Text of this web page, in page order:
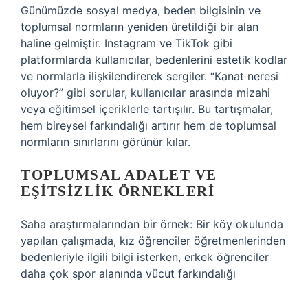
Günümüzde sosyal medya, beden bilgisinin ve
toplumsal normların yeniden üretildiği bir alan
haline gelmiştir. Instagram ve TikTok gibi
platformlarda kullanıcılar, bedenlerini estetik kodlar
ve normlarla ilişkilendirerek sergiler. “Kanat neresi
oluyor?” gibi sorular, kullanıcılar arasında mizahi
veya eğitimsel içeriklerle tartışılır. Bu tartışmalar,
hem bireysel farkındalığı artırır hem de toplumsal
normların sınırlarını görünür kılar.
TOPLUMSAL ADALET VE
EŞITSIZLIK ÖRNEKLERI
Saha araştırmalarından bir örnek: Bir köy okulunda
yapılan çalışmada, kız öğrenciler öğretmenlerinden
bedenleriyle ilgili bilgi isterken, erkek öğrenciler
daha çok spor alanında vücut farkındalığı